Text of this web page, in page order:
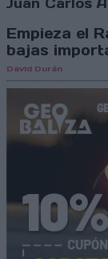
Empieza el
bajas
David Durán